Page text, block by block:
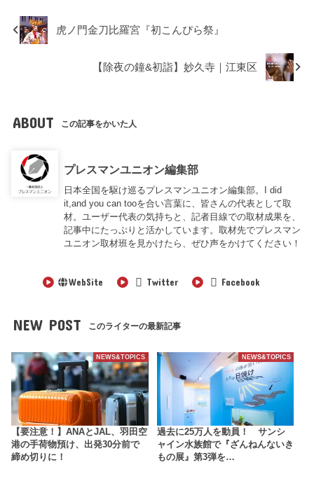
虎ノ門金刀比羅宮『初こんぴら祭』
【除夜の鐘&初詣】妙久寺｜江東区
ABOUT この記事をかいた人
プレスマンユニオン編集部
日本全国を駆け巡るプレスマンユニオン編集部。I did
it,and you can tooを合い言葉に、皆さんの代表として取
材。ユーザー代表の気持ちと、記者目線での取材成果を、
記事中にたっぷりと活かしています。取材先でプレスマン
ユニオン取材班を見かけたら、ぜひ声をかけてください！
WebSite Twitter Facebook
NEW POST このライターの最新記事
NEWS&TOPICS
【要注意！】ANAとJAL、羽田空
港の手荷物預け、出発30分前で
締め切りに！
NEWS&TOPICS
過去に25万人を動員！ サンシ
ャイン水族館で『ざんねんないき
もの展』第3弾を…